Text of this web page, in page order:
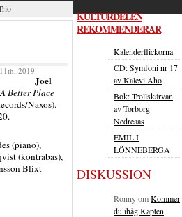
2019
Joel
A Better Place
Naxos).
(piano),
(kontrabas),
Blixt
KULTURDELEN
REKOMMENDERAR
Kalenderflickorna
CD: Symfoni nr 17
av Kalevi Aho
Bok: Trollskärvan
av Torborg
Nedreaas
EMIL I
LÖNNEBERGA
DISKUSSION
RonnyomKommer
du ihåg Kapten